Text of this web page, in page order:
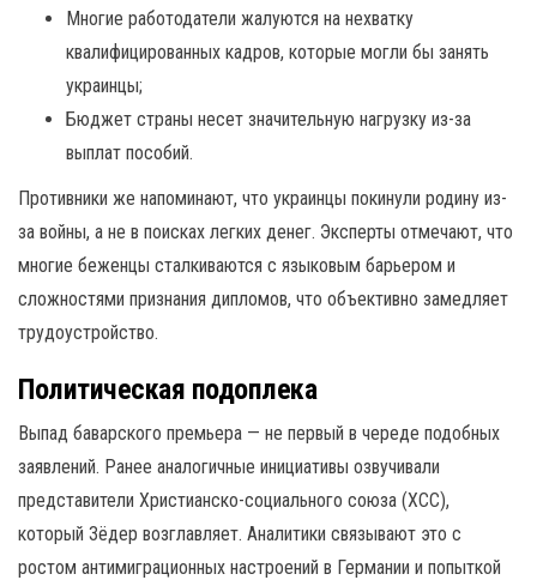
Многие работодатели жалуются на нехватку
квалифицированных кадров, которые могли бы занять
украинцы;
Бюджет страны несет значительную нагрузку из-за
выплат пособий.
Противники же напоминают, что украинцы покинули родину из-
за войны, а не в поисках легких денег. Эксперты отмечают, что
многие беженцы сталкиваются с языковым барьером и
сложностями признания дипломов, что объективно замедляет
трудоустройство.
Политическая подоплека
Выпад баварского премьера — не первый в череде подобных
заявлений. Ранее аналогичные инициативы озвучивали
представители Христианско-социального союза (ХСС),
который Зёдер возглавляет. Аналитики связывают это с
ростом антимиграционных настроений в Германии и попыткой